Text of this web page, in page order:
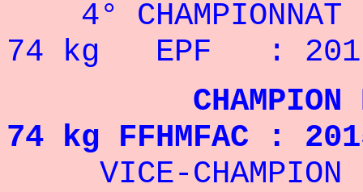
4° CHAMPIONNAT
74 kg EPF :
CHAMPION DE
74 kg FFHMFAC :
VICE-CHAMPION